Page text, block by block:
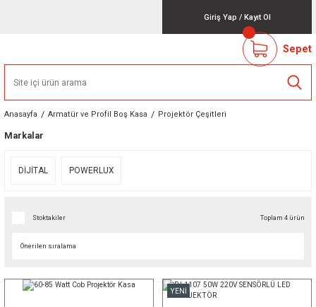
Giriş Yap / Kayıt Ol
Sepet
Anasayfa Armatür ve Profil Boş Kasa Projektör Çeşitleri
Markalar
DİJİTAL POWERLUX
Stoktakiler Toplam 4 ürün
YENİ